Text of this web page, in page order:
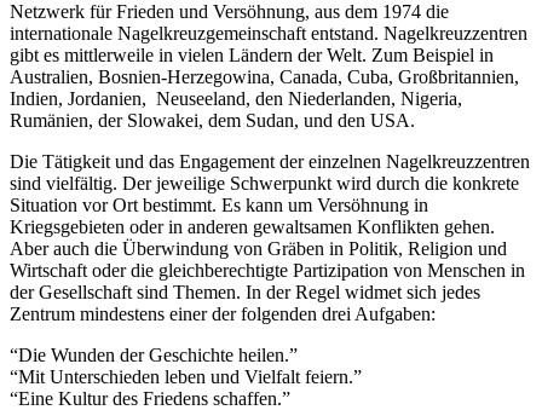
Netzwerk für Frieden und Versöhnung, aus dem 1974 die
internationale Nagelkreuzgemeinschaft entstand. Nagelkreuzzentren
gibt es mittlerweile in vielen Ländern der Welt. Zum Beispiel in
Australien, Bosnien-Herzegowina, Canada, Cuba, Großbritannien,
Indien, Jordanien, Neuseeland, den Niederlanden, Nigeria,
Rumänien, der Slowakei, dem Sudan, und den USA.
Die Tätigkeit und das Engagement der einzelnen Nagelkreuzzentren
sind vielfältig. Der jeweilige Schwerpunkt wird durch die konkrete
Situation vor Ort bestimmt. Es kann um Versöhnung in
Kriegsgebieten oder in anderen gewaltsamen Konflikten gehen.
Aber auch die Überwindung von Gräben in Politik, Religion und
Wirtschaft oder die gleichberechtigte Partizipation von Menschen in
der Gesellschaft sind Themen. In der Regel widmet sich jedes
Zentrum mindestens einer der folgenden drei Aufgaben:
“Die Wunden der Geschichte heilen.”
“Mit Unterschieden leben und Vielfalt feiern.”
“Eine Kultur des Friedens schaffen.”